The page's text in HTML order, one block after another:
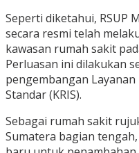
Seperti diketahui, RSUP
secara resmi telah
kawasan rumah sakit
Perluasan ini dilakukan
pengembangan
Standar (KRIS).
Sebagai rumah sakit
Sumatera bagian